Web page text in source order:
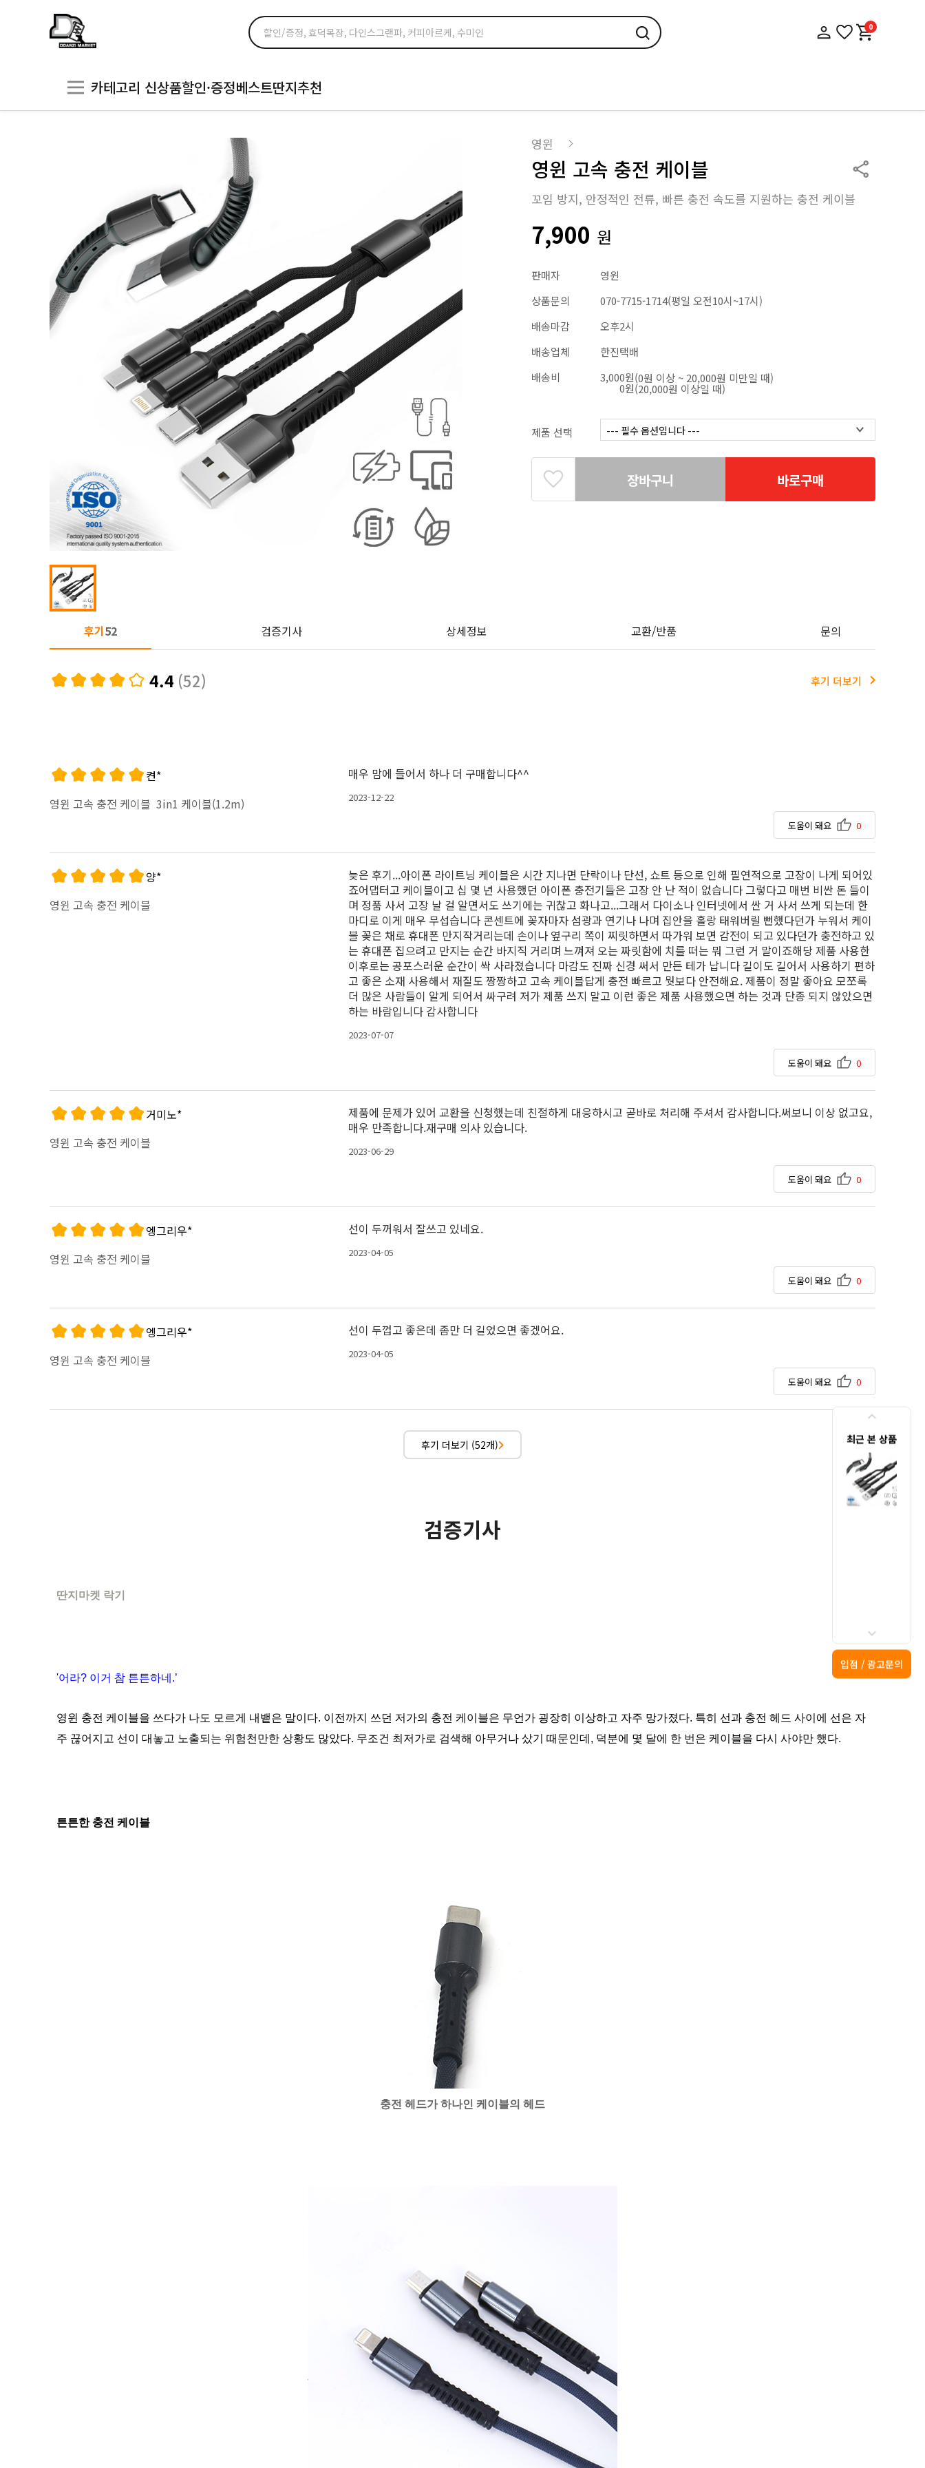
0
카테고리 신상품할인·증정베스트딴지추천
영윈
영윈 고속 충전 케이블
꼬임 방지, 안정적인 전류, 빠른 충전 속도를 지원하는 충전 케이블
7,900 원
판매자
영윈
상품문의
070-7715-1714(평일 오전10시~17시)
배송마감
오후2시
배송업체
한진택배
배송비
3,000원(0원 이상 ~ 20,000원 미만일 때)
0원(20,000원 이상일 때)
제품 선택
장바구니 바로구매
후기52 검증기사 상세정보 교환/반품 문의
4.4 (52) 후기 더보기
켠*
영윈 고속 충전 케이블 3in1 케이블(1.2m)
매우 맘에 들어서 하나 더 구매합니다^^
2023-12-22
도움이 돼요 0
양*
영윈 고속 충전 케이블
늦은 후기...아이폰 라이트닝 케이블은 시간 지나면 단락이나 단선, 쇼트 등으로 인해 필연적으로 고장이 나게 되어있
죠어댑터고 케이블이고 십 몇 년 사용했던 아이폰 충전기들은 고장 안 난 적이 없습니다 그렇다고 매번 비싼 돈 들이
며 정품 사서 고장 날 걸 알면서도 쓰기에는 귀찮고 화나고...그래서 다이소나 인터넷에서 싼 거 사서 쓰게 되는데 한
마디로 이게 매우 무섭습니다 콘센트에 꽂자마자 섬광과 연기나 나며 집안을 홀랑 태워버릴 뻔했다던가 누워서 케이
블 꽂은 채로 휴대폰 만지작거리는데 손이나 옆구리 쪽이 찌릿하면서 따가워 보면 감전이 되고 있다던가 충전하고 있
는 휴대폰 집으려고 만지는 순간 바지직 거리며 느껴져 오는 짜릿함에 치를 떠는 뭐 그런 거 말이죠해당 제품 사용한
이후로는 공포스러운 순간이 싹 사라졌습니다 마감도 진짜 신경 써서 만든 테가 납니다 길이도 길어서 사용하기 편하
고 좋은 소재 사용해서 재질도 짱짱하고 고속 케이블답게 충전 빠르고 뭣보다 안전해요. 제품이 정말 좋아요 모쪼록
더 많은 사람들이 알게 되어서 싸구려 저가 제품 쓰지 말고 이런 좋은 제품 사용했으면 하는 것과 단종 되지 않았으면
하는 바람입니다 감사합니다
2023-07-07
도움이 돼요 0
거미노*
영윈 고속 충전 케이블
제품에 문제가 있어 교환을 신청했는데 친절하게 대응하시고 곧바로 처리해 주셔서 감사합니다.써보니 이상 없고요,
매우 만족합니다.재구매 의사 있습니다.
2023-06-29
도움이 돼요 0
엥그리우*
영윈 고속 충전 케이블
선이 두꺼워서 잘쓰고 있네요.
2023-04-05
도움이 돼요 0
엥그리우*
영윈 고속 충전 케이블
선이 두껍고 좋은데 좀만 더 길었으면 좋겠어요.
2023-04-05
도움이 돼요 0
후기 더보기 (52개)
검증기사
딴지마켓 락기
'어라? 이거 참 튼튼하네.’
영윈 충전 케이블을 쓰다가 나도 모르게 내뱉은 말이다. 이전까지 쓰던 저가의 충전 케이블은 무언가 굉장히 이상하고 자주 망가졌다. 특히 선과 충전 헤드 사이에 선은 자
주 끊어지고 선이 대놓고 노출되는 위험천만한 상황도 많았다. 무조건 최저가로 검색해 아무거나 샀기 때문인데, 덕분에 몇 달에 한 번은 케이블을 다시 사야만 했다.
튼튼한 충전 케이블
충전 헤드가 하나인 케이블의 헤드
최근 본 상품
입점 / 광고문의